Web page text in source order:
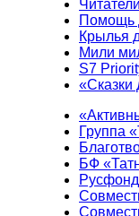
Помощь
Крылья
Мили
S7
«Сказки
Группа
БФ